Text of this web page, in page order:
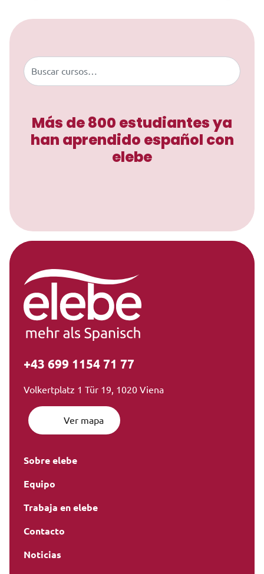
Saltar al contenido
Buscar
Más de 800 estudiantes ya
han aprendido español con
elebe
+43 699 1154 71 77
Volkertplatz 1 Tür 19, 1020 Viena
Ver mapa
Sobre elebe
Equipo
Trabaja en elebe
Contacto
Noticias